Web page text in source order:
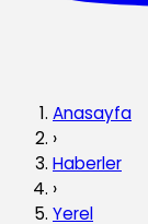
Anasayfa
›
Haberler
›
Yerel